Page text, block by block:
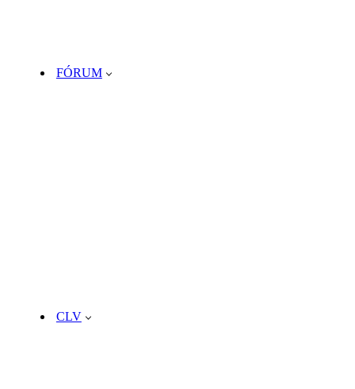
FÓRUM
CLV